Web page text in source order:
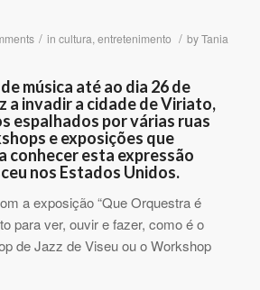
/ in cultura, entretenimento / byTania
música até ao dia 26 de
a invadir a cidade de Viriato,
espalhados por várias ruas
e exposições que
conhecer esta expressão
nos Estados Unidos.
a exposição “Que Orquestra é
para ver, ouvir e fazer, como é o
de Jazz de Viseu ou o Workshop